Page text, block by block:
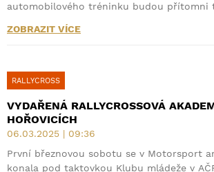
automobilového tréninku budou přítomni
ZOBRAZIT VÍCE
RALLYCROSS
VYDAŘENÁ RALLYCROSSOVÁ
HOŘOVICÍCH
06.03.2025 | 09:36
První březnovou sobotu se v Motorsport
konala pod taktovkou Klubu mládeže v